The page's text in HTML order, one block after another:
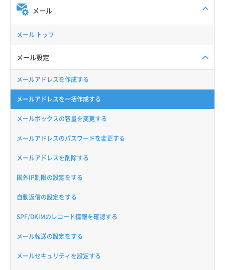
メール
メール トップ
メール設定
メールアドレスを作成する
メールアドレスを一括作成する
メールボックスの容量を変更する
メールアドレスのパスワードを変更する
メールアドレスを削除する
国外IP制限の設定をする
自動返信の設定をする
SPF/DKIMのレコード情報を確認する
メール転送の設定をする
メールセキュリティを設定する